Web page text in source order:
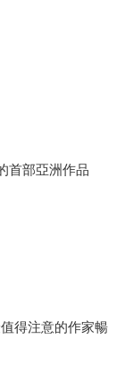
首部亞洲作品
得注意的作家暢